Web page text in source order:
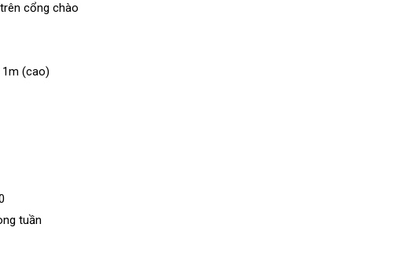
cổng chào
1m (cao)
tuần